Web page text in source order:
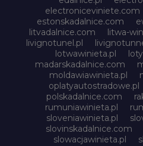
electroniceviniete.com
estonskadalnice.com
litvadalnice.com
litwa-
livignotunel.pl
lotwawinieta.pl
madarskadalnice.com
moldawiawinieta.pl
oplatyautostradowe.pl
polskadalnice.com
rumuniawinieta.pl
sloveniawinieta.pl
slovinskadalnice.com
slowacjawinieta.pl